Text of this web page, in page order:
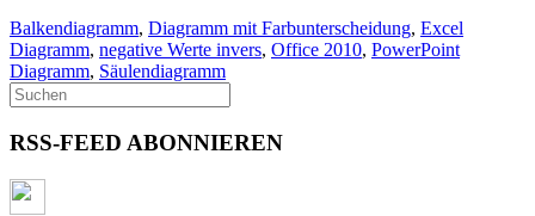
Balkendiagramm, Diagramm mit Farbunterscheidung, Excel
Diagramm, negative Werte invers, Office 2010, PowerPoint
Diagramm, Säulendiagramm
RSS-FEED ABONNIEREN